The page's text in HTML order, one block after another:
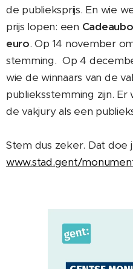
de publieksprijs. En wie
prijs lopen: een
euro. Op 14 november
stemming. Op 4
wie de winnaars van de
publieksstemming zijn.
de vakjury als een
Stem dus zeker. Dat doe
www.stad.gent/